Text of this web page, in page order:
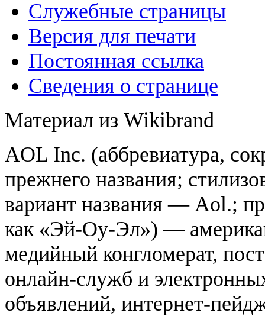
Служебные страницы
Версия для печати
Постоянная ссылка
Сведения о странице
Материал из Wikibrand
AOL Inc. (аббревиатура,
прежнего названия;
вариант названия — Aol.;
как «Эй-Оу-Эл») —
медийный конгломерат,
онлайн-служб и
объявлений, интернет-